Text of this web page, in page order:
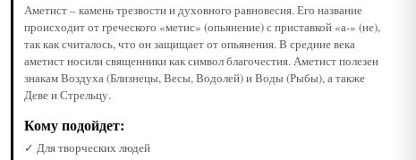
Аметист – камень трезвости и духовного равновесия. Его название
происходит от греческого «метис» (опьянение) с приставкой «а-» (не),
так как считалось, что он защищает от опьянения. В средние века
аметист носили священники как символ благочестия. Аметист полезен
знакам Воздуха (Близнецы, Весы, Водолей) и Воды (Рыбы), а также
Деве и Стрельцу.
Кому подойдет:
✓ Для творческих людей